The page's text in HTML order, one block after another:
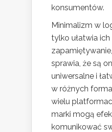
konsumentów.
Minimalizm w
tylko ułatwia ich
sprawia, że są
uniwersalne i
w różnych
wielu
marki mogą
komunikować